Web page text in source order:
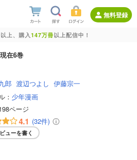
無料登録
以上、購入147万冊以上配信中！
現在6巻
郎 渡辺つよし 伊藤宗一
： 少年漫画
ページ
4.1 (32件)
ューを書く